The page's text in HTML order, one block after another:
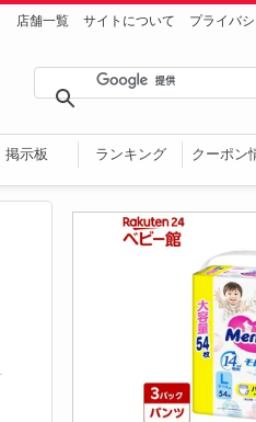
店舗一覧 サイトについて プライバ
掲示板 ランキング クーポン